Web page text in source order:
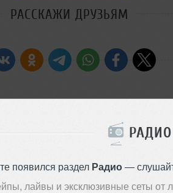
РАДИО
появился раздел Радио—
лайвы и эксклюзивные сеты от
РАССКАЖИ ДРУЗЬЯМ
[Longest Hour EP, House of Youth,
of Youth, Q27667]
One, EOM004]